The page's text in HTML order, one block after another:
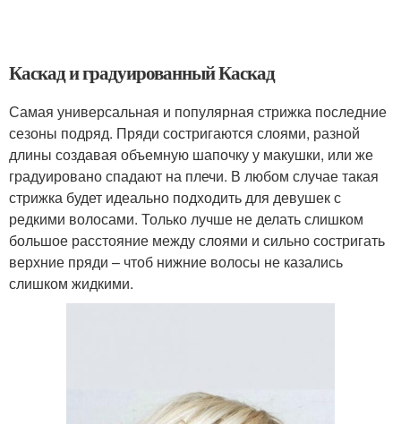
Каскад и градуированный Каскад
Самая универсальная и популярная стрижка последние
сезоны подряд. Пряди состригаются слоями, разной
длины создавая объемную шапочку у макушки, или же
градуировано спадают на плечи. В любом случае такая
стрижка будет идеально подходить для девушек с
редкими волосами. Только лучше не делать слишком
большое расстояние между слоями и сильно состригать
верхние пряди – чтоб нижние волосы не казались
слишком жидкими.